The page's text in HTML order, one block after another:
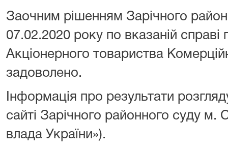
Заочним рішенням Зарічного
07.02.2020 року по вказаній справі
Акціонерного товариства
задоволено.
Інформація про результати
сайті Зарічного районного суду
влада України»).